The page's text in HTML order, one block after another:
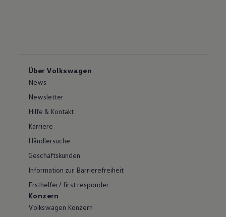
Über Volkswagen
News
Newsletter
Hilfe & Kontakt
Karriere
Händlersuche
Geschäftskunden
Information zur Barrierefreiheit
Ersthelfer/ first responder
Konzern
Volkswagen Konzern